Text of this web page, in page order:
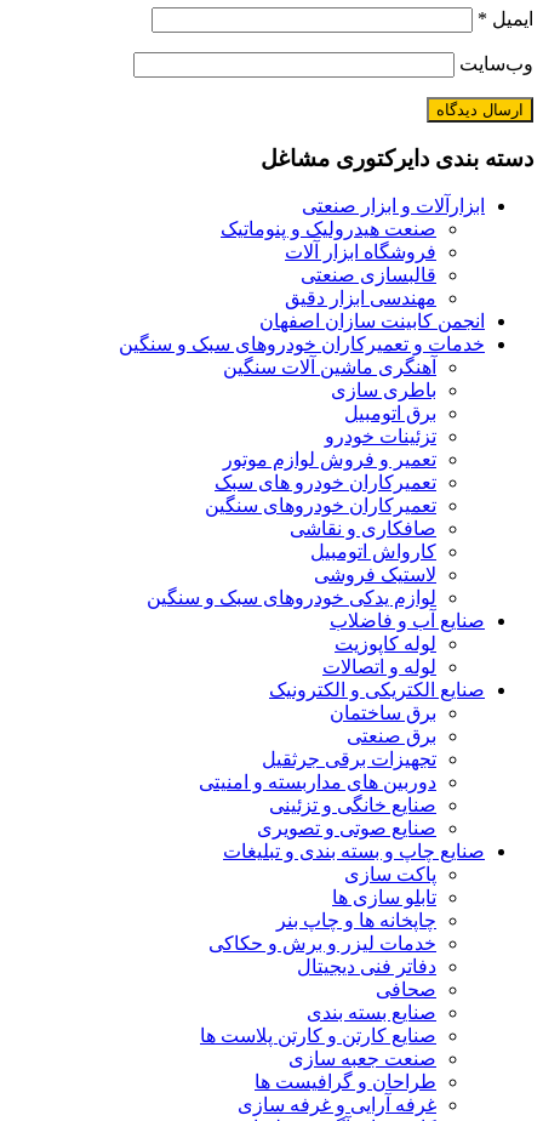
*
بندی دایرکتوری مشاغل
ابزارآلات و ابزار صنعتی
صنعت هیدرولیک و پنوماتیک
فروشگاه ابزار آلات
قالبسازی صنعتی
مهندسی ابزار دقیق
انجمن کابینت سازان اصفهان
خدمات و تعمیرکاران خودروهای سبک و سنگین
آهنگری ماشین آلات سنگین
باطری سازی
برق اتومبیل
تزئینات خودرو
تعمیر و فروش لوازم موتور
تعمیرکاران خودرو های سبک
تعمیرکاران خودروهای سنگین
صافکاری و نقاشی
کارواش اتومبیل
لاستیک فروشی
لوازم یدکی خودروهای سبک و سنگین
صنایع آب و فاضلاب
لوله کاپوزیت
لوله و اتصالات
صنایع الکتریکی و الکترونیک
برق ساختمان
برق صنعتی
تجهیزات برقی جرثقیل
دوربین های مداربسته و امنیتی
صنایع خانگی و تزئینی
صنایع صوتی و تصویری
صنایع چاپ و بسته بندی و تبلیغات
پاکت سازی
تابلو سازی ها
چاپخانه ها و چاپ بنر
خدمات لیزر و برش و حکاکی
دفاتر فنی دیجیتال
صحافی
صنایع بسته بندی
صنایع کارتن و کارتن پلاست ها
صنعت جعبه سازی
طراحان و گرافیست ها
غرفه آرایی و غرفه سازی